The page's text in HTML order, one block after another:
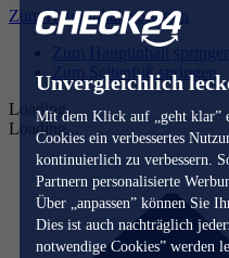
Unvergleichlich
Mit dem Klick auf „geht klar”
Cookies ein verbessertes
kontinuierlich zu verbessern.
Partnern personalisierte
Über „anpassen” können Sie
Dies ist auch nachträglich
notwendige Cookies” werden
Zum Hauptinhalt springen
Zum Hauptinhalt springen
Zum Seitenfuß springen
Loading...
Loading...